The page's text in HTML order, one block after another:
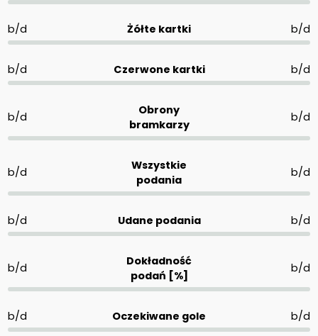
b/d Żółte kartki b/d
b/d Czerwone kartki b/d
b/d
Obrony
bramkarzy
b/d
b/d
Wszystkie
podania
b/d
b/d Udane podania b/d
b/d
Dokładność
podań [%]
b/d
b/d Oczekiwane gole b/d